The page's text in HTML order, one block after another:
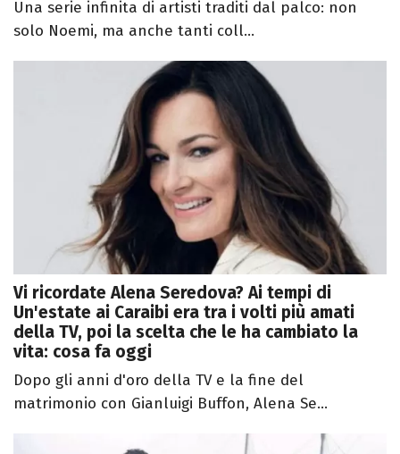
Una serie infinita di artisti traditi dal palco: non
solo Noemi, ma anche tanti coll...
Vi ricordate Alena Seredova? Ai tempi di
Un'estate ai Caraibi era tra i volti più amati
della TV, poi la scelta che le ha cambiato la
vita: cosa fa oggi
Dopo gli anni d'oro della TV e la fine del
matrimonio con Gianluigi Buffon, Alena Se...